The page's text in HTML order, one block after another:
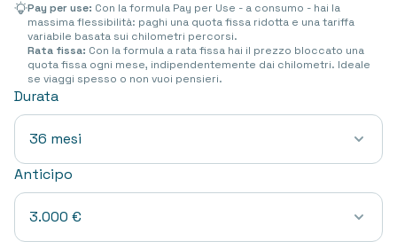
Pay per use: Con la formula Pay per Use - a consumo - hai la
massima flessibilità: paghi una quota fissa ridotta e una tariffa
variabile basata sui chilometri percorsi.
Rata fissa: Con la formula a rata fissa hai il prezzo bloccato una
quota fissa ogni mese, indipendentemente dai chilometri. Ideale
se viaggi spesso o non vuoi pensieri.
Durata
36 mesi
Anticipo
3.000 €